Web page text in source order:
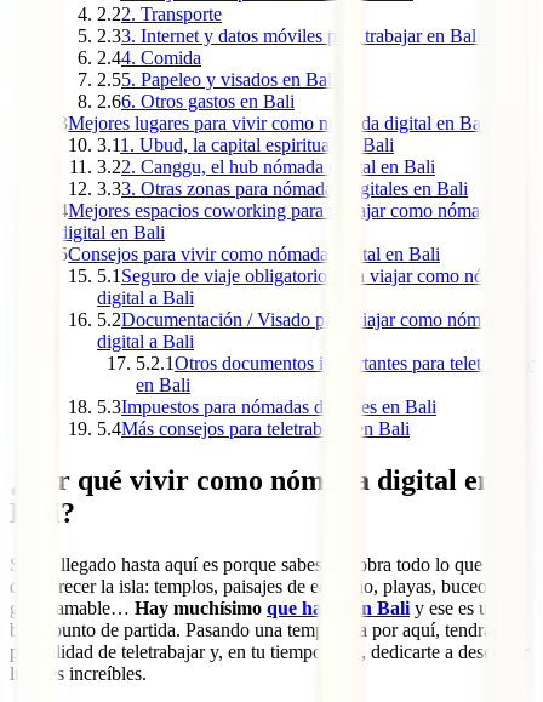
2.22. Transporte
2.33. Internet y datos móviles para trabajar en Bali
2.44. Comida
2.55. Papeleo y visados en Bali
2.66. Otros gastos en Bali
3Mejores lugares para vivir como nómada digital en Bali
3.11. Ubud, la capital espiritual de Bali
3.22. Canggu, el hub nómada digital en Bali
3.33. Otras zonas para nómadas digitales en Bali
4Mejores espacios coworking para trabajar como nómada
digital en Bali
5Consejos para vivir como nómada digital en Bali
5.1 Seguro de viaje obligatorio para viajar como nómada
digital a Bali
5.2Documentación / Visado para viajar como nómada
digital a Bali
5.2.1Otros documentos importantes para teletrabajar
en Bali
5.3Impuestos para nómadas digitales en Bali
5.4Más consejos para teletrabajar en Bali
¿Por qué vivir como nómada digital en
Bali?
Si has llegado hasta aquí es porque sabes de sobra todo lo que tiene
que ofrecer la isla: templos, paisajes de ensueño, playas, buceo,
gente amable… Hay muchísimo que hacer en Bali y ese es un
buen punto de partida. Pasando una temporada por aquí, tendrás la
posibilidad de teletrabajar y, en tu tiempo libre, dedicarte a descubrir
lugares increíbles.